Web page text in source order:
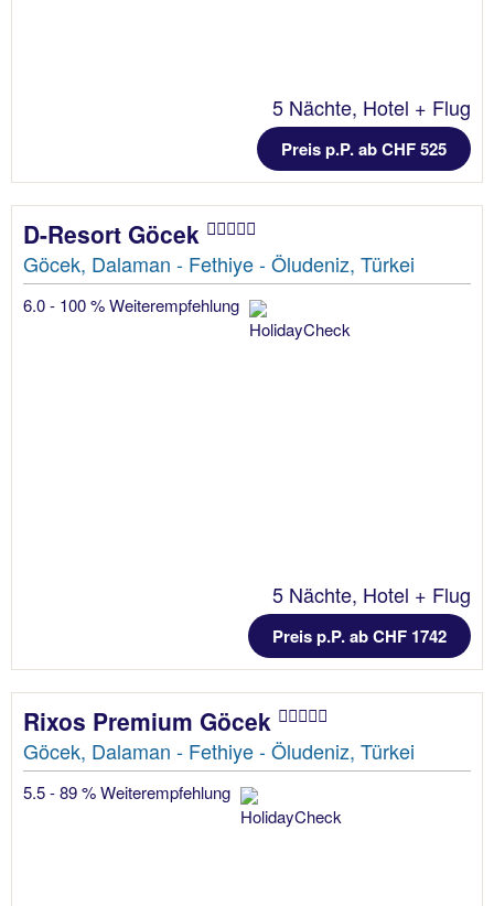
5 Nächte, Hotel + Flug
Preis p.P. ab CHF 525
D-Resort Göcek
Göcek, Dalaman - Fethiye - Öludeniz, Türkei
6.0 - 100 % Weiterempfehlung
5 Nächte, Hotel + Flug
Preis p.P. ab CHF 1742
Rixos Premium Göcek
Göcek, Dalaman - Fethiye - Öludeniz, Türkei
5.5 - 89 % Weiterempfehlung